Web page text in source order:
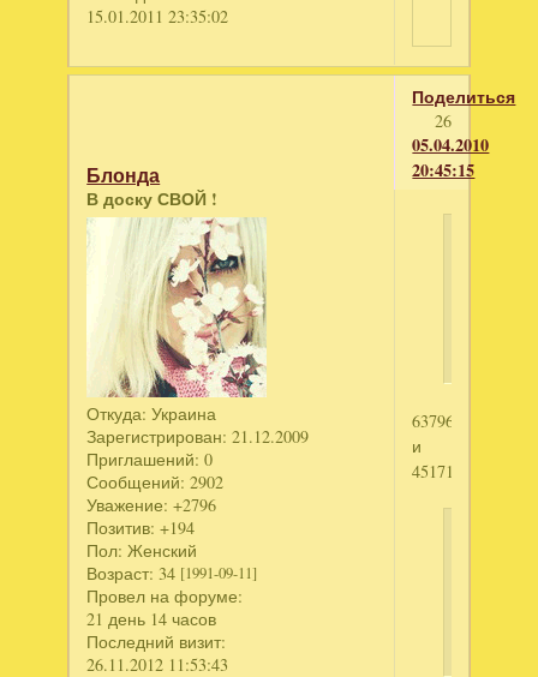
15.01.2011 23:35:02
Поделиться
26
05.04.2010
20:45:15
Блонда
В доску СВОЙ !
Откуда: Украина
Зарегистрирован: 21.12.2009
Приглашений: 0
Сообщений: 2902
Уважение: +2796
Позитив: +194
Пол: Женский
Возраст: 34 [1991-09-11]
Провел на форуме:
21 день 14 часов
Последний визит:
26.11.2012 11:53:43
637961469
и
4517175183